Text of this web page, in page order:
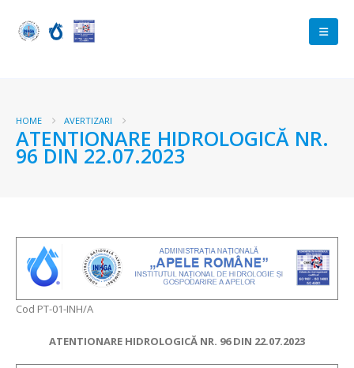
HOME AVERTIZARI
ATENTIONARE HIDROLOGICĂ NR.
96 DIN 22.07.2023
Cod PT-01-INH/A
ATENTIONARE HIDROLOGICĂ NR. 96 DIN 22.07.2023